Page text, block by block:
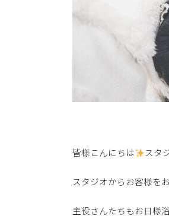
皆様こんにちは スタ
スタジオからお客様を
主役さんたちもお日様